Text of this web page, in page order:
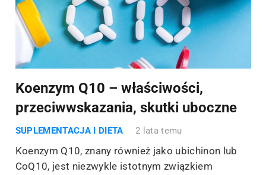
Koenzym Q10 – właściwości,
przeciwwskazania, skutki uboczne
SUPLEMENTACJA I DIETA 2 lata temu
Koenzym Q10, znany również jako ubichinon lub
CoQ10, jest niezwykle istotnym związkiem